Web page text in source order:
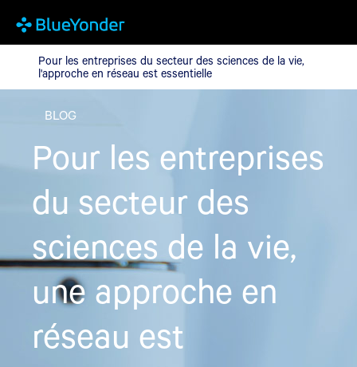
Pour les entreprises du secteur des sciences de la vie,
Pour les entreprises du secteur des sciences de la vie,
l'approche en réseau est essentielle
BLOG
Pour les entreprises
du secteur des
sciences de la vie,
une approche en
réseau est